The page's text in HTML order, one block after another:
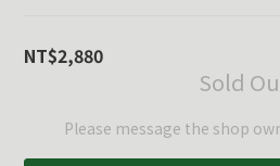
NT$2,880
Sold
Please message the shop